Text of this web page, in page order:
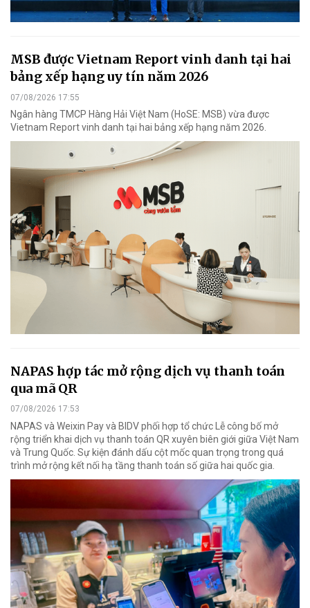
MSB được Vietnam Report vinh danh tại hai
bảng xếp hạng uy tín năm 2026
07/08/2026 17:55
Ngân hàng TMCP Hàng Hải Việt Nam (HoSE: MSB) vừa được
Vietnam Report vinh danh tại hai bảng xếp hạng năm 2026.
NAPAS hợp tác mở rộng dịch vụ thanh toán
qua mã QR
07/08/2026 17:53
NAPAS và Weixin Pay và BIDV phối hợp tổ chức Lễ công bố mở
rộng triển khai dịch vụ thanh toán QR xuyên biên giới giữa Việt Nam
và Trung Quốc. Sự kiện đánh dấu cột mốc quan trọng trong quá
trình mở rộng kết nối hạ tầng thanh toán số giữa hai quốc gia.